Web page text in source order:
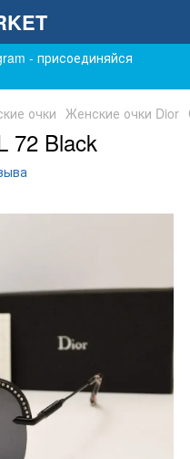
- присоединяйся
очки Женские очки Dior
72 Black